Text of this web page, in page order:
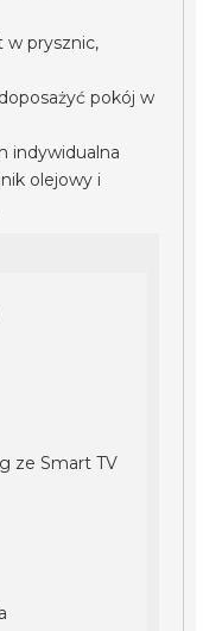
w prysznic,
pokój w
indywidualna
olejowy i
ze Smart TV